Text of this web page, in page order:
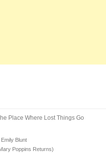
Place Where Lost Things Go
Emily Blunt
Poppins Returns)